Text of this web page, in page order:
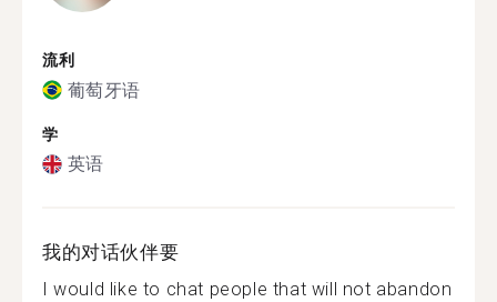
流利
葡萄牙语
学
英语
我的对话伙伴要
I would like to chat people that will not abandon